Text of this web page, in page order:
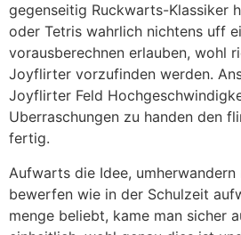
gegenseitig Ruckwarts-Klassiker
oder Tetris wahrlich nichtens uff
vorausberechnen erlauben, wohl
Joyflirter vorzufinden werden.
Joyflirter Feld
Uberraschungen zu handen den
fertig.
Aufwarts die Idee,
bewerfen wie in der Schulzeit
menge beliebt, kame man sicher